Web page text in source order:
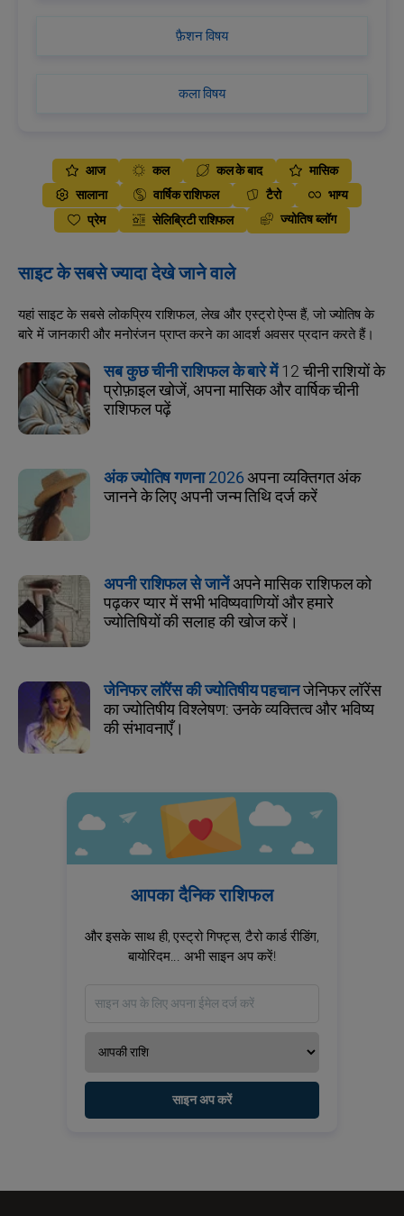
फ़ैशन विषय
कला विषय
आज कल कल के बाद
मासिक
सालाना
वार्षिक राशिफल टैरो
भाग्य
प्रेम
सेलिब्रिटी राशिफल ज्योतिष ब्लॉग
साइट के सबसे ज्यादा देखे जाने वाले
यहां साइट के सबसे लोकप्रिय राशिफल, लेख और एस्ट्रो ऐप्स हैं, जो ज्योतिष के
बारे में जानकारी और मनोरंजन प्राप्त करने का आदर्श अवसर प्रदान करते हैं।
सब कुछ चीनी राशिफल के बारे में12 चीनी राशियों के
प्रोफ़ाइल खोजें, अपना मासिक और वार्षिक चीनी
राशिफल पढ़ें
अंक ज्योतिष गणना 2026अपना व्यक्तिगत अंक
जानने के लिए अपनी जन्म तिथि दर्ज करें
अपनी राशिफल से जानेंअपने मासिक राशिफल को
पढ़कर प्यार में सभी भविष्यवाणियों और हमारे
ज्योतिषियों की सलाह की खोज करें।
जेनिफर लॉरेंस की ज्योतिषीय पहचानजेनिफर लॉरेंस
का ज्योतिषीय विश्लेषण: उनके व्यक्तित्व और भविष्य
की संभावनाएँ।
आपका दैनिक राशिफल
और इसके साथ ही, एस्ट्रो गिफ्ट्स, टैरो कार्ड रीडिंग,
बायोरिदम... अभी साइन अप करें!
साइन अप करें